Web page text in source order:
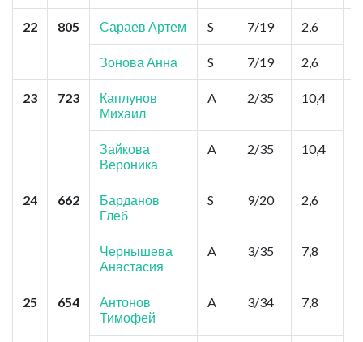
22 805 Сараев Артем S 7/19 2,6
Зонова Анна S 7/19 2,6
23 723
Каплунов
Михаил
A 2/35 10,4
Зайкова
Вероника
A 2/35 10,4
24 662
Барданов
Глеб
S 9/20 2,6
Чернышева
Анастасия
A 3/35 7,8
25 654
Антонов
Тимофей
A 3/34 7,8